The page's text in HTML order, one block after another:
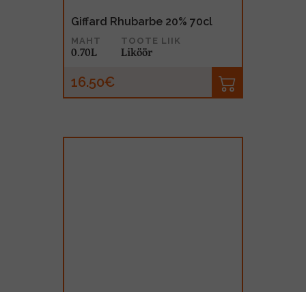
Giffard Rhubarbe 20% 70cl
MAHT
0.70L
TOOTE LIIK
Liköör
16.50€